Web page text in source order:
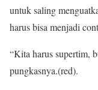
untuk saling
harus bisa menjadi
“Kita harus supertim,
pungkasnya.(red).